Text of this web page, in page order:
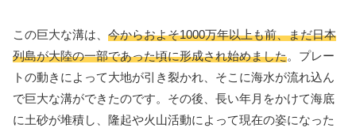
この巨大な溝は、 今からおよそ1000万年以上も前、まだ日本
列島が大陸の一部であった頃に形成され始めました。プレー
トの動きによって大地が引き裂かれ、そこに海水が流れ込ん
で巨大な溝ができたのです。その後、長い年月をかけて海底
に土砂が堆積し、隆起や火山活動によって現在の姿になった